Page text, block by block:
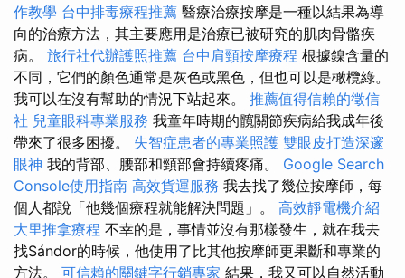
作教學 台中排毒療程推薦 醫療治療按摩是一種以結果為導
向的治療方法，其主要應用是治療已被研究的肌肉骨骼疾
病。 旅行社代辦護照推薦 台中肩頸按摩療程 根據鎳含量的
不同，它們的顏色通常是灰色或黑色，但也可以是橄欖綠。
我可以在沒有幫助的情況下站起來。 推薦值得信賴的徵信
社 兒童眼科專業服務 我童年時期的髖關節疾病給我成年後
帶來了很多困擾。 失智症患者的專業照護 雙眼皮打造深邃
眼神 我的背部、腰部和頸部會持續疼痛。 Google Search
Console使用指南 高效貨運服務 我去找了幾位按摩師，每
個人都說「他幾個療程就能解決問題」。 高效靜電機介紹
大里推拿療程 不幸的是，事情並沒有那樣發生，就在我去
找Sándor的時候，他使用了比其他按摩師更果斷和專業的
方法。 可信賴的關鍵字行銷專家 結果，我又可以自然活動